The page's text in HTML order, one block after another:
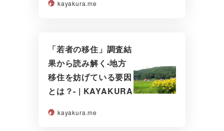
kayakura.me
「若者の移住」調査結
果から読み解く-地方
移住を妨げている要因
とは？- | KAYAKURA
kayakura.me